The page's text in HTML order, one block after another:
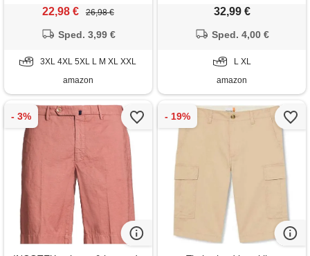
estivi con coulisse
22,98 € 26,98 €
Sped. 3,99 €
3XL 4XL 5XL L M XL XXL
amazon
stretch pantaloni corti in
pantaloncini casual sportivi
da lavoro con cintura e tasche
32,99 €
Sped. 4,00 €
L XL
amazon